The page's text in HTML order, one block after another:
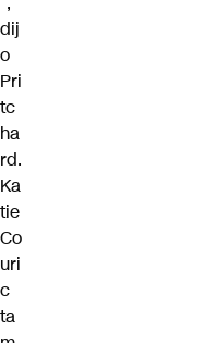
dij
o
Pri
tc
ha
rd.
Ka
tie
Co
uri
c
ta